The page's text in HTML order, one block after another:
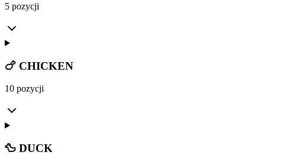
5 pozycji
🍗 CHICKEN
10 pozycji
🦆 DUCK